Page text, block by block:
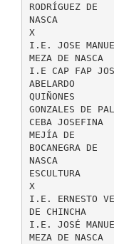
RODRÍGUEZ DE
NASCA
X
I.E. JOSE
MEZA DE NASCA
I.E CAP FAP
ABELARDO
QUIÑONES
GONZALES DE
CEBA JOSEFINA
MEJÍA DE
BOCANEGRA DE
NASCA
ESCULTURA
X
I.E. ERNESTO
DE CHINCHA
I.E. JOSÉ
MEZA DE NASCA